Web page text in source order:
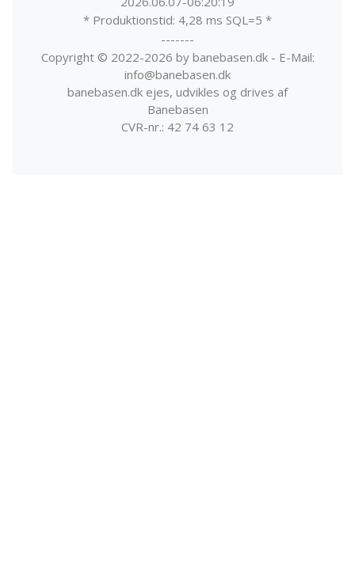
* Produktionstid: 4,28 ms SQL=5 *
-------
Copyright © 2022-2026 by banebasen.dk - E-Mail:
info@banebasen.dk
banebasen.dk ejes, udvikles og drives af
Banebasen
CVR-nr.: 42 74 63 12